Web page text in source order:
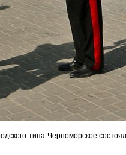
типа Черноморское